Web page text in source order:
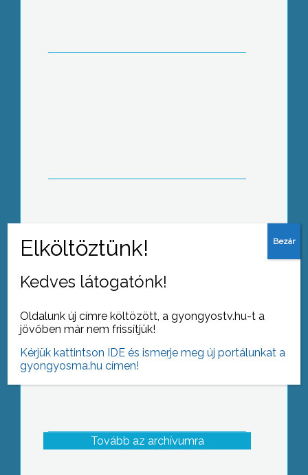
18. alkalommal rendezték meg
Abasáron a nemzetközi katona és
Tovább az archívumra
Kedves látogatónk!
Oldalunk új címre költözött, a gyongyostv.hu-t a
jövőben már nem frissítjük!
Kérjük kattintson IDE és ismerje meg új portálunkat a
gyongyosma.hu címen!